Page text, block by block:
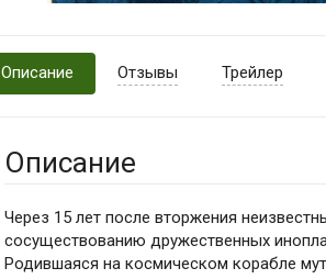
Описание Отзывы Трейлер
Описание
Через 15 лет после вторжения
сосуществованию дружественных
Родившаяся на космическом корабле